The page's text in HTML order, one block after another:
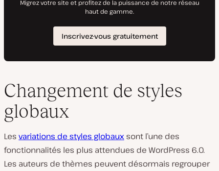
Changement de styles
globaux
Les variations de styles globaux sont l’une des
fonctionnalités les plus attendues de WordPress 6.0.
Les auteurs de thèmes peuvent désormais regrouper